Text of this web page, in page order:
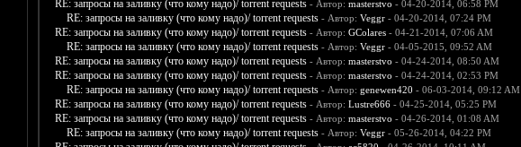
RE: запросы на заливку (что кому надо)/ torrent requests - Автор: masterstvo - 04-20-2014, 06:58 PM
RE: запросы на заливку (что кому надо)/ torrent requests - Автор: Veggr- 04-20-2014, 07:24 PM
RE: запросы на заливку (что кому надо)/ torrent requests - Автор: GColares- 04-21-2014, 07:06 AM
RE: запросы на заливку (что кому надо)/ torrent requests - Автор: Veggr- 04-05-2015, 09:52 AM
RE: запросы на заливку (что кому надо)/ torrent requests - Автор: masterstvo - 04-24-2014, 08:50 AM
RE: запросы на заливку (что кому надо)/ torrent requests - Автор: masterstvo - 04-24-2014, 02:53 PM
RE: запросы на заливку (что кому надо)/ torrent requests - Автор: genewen420 - 06-03-2014, 09:12 AM
RE: запросы на заливку (что кому надо)/ torrent requests - Автор: Lustre666- 04-25-2014, 05:25 PM
RE: запросы на заливку (что кому надо)/ torrent requests - Автор: masterstvo - 04-26-2014, 01:08 AM
RE: запросы на заливку (что кому надо)/ torrent requests - Автор: Veggr- 05-26-2014, 04:22 PM